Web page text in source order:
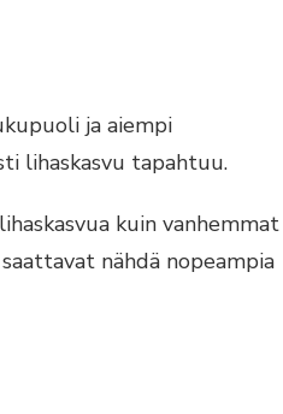
ja aiempi
lihaskasvu tapahtuu.
kuin vanhemmat
nähdä nopeampia